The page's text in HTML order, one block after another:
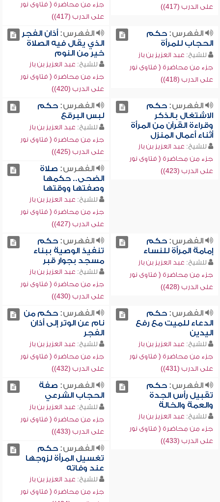
على الدرب (417))
جزء من محاضرة ( فتاوى نور
على الدرب (417))
الفهرس:حكم
الحجاب للمرأة
للشيخ: عبد العزيز بن باز
جزء من محاضرة ( فتاوى نور
على الدرب (418))
الفهرس:أذان الفجر
الذي يقال فيه الصلاة
خير من النوم
للشيخ: عبد العزيز بن باز
جزء من محاضرة ( فتاوى نور
على الدرب (420))
الفهرس:حكم
الاشتغال بالذكر
وقراءة القرآن من المرأة
أثناء أعمال المنزل
للشيخ: عبد العزيز بن باز
جزء من محاضرة ( فتاوى نور
على الدرب (423))
الفهرس:حكم
لبس البرقع
للشيخ: عبد العزيز بن باز
جزء من محاضرة ( فتاوى نور
على الدرب (425))
الفهرس: صلاة
الضحى.. حكمها
وصفتها ووقتها
للشيخ: عبد العزيز بن باز
جزء من محاضرة ( فتاوى نور
على الدرب (427))
الفهرس:حكم
إمامة المرأة للنساء
للشيخ: عبد العزيز بن باز
جزء من محاضرة ( فتاوى نور
على الدرب (428))
الفهرس:حكم
تنفيذ الوصية ببناء
مسجد بجوار قبر
للشيخ: عبد العزيز بن باز
جزء من محاضرة ( فتاوى نور
على الدرب (430))
الفهرس:حكم
الدعاء للميت مع رفع
اليدين
للشيخ: عبد العزيز بن باز
جزء من محاضرة ( فتاوى نور
على الدرب (431))
الفهرس:حكم من
نام عن الوتر إلى أذان
الفجر
للشيخ: عبد العزيز بن باز
جزء من محاضرة ( فتاوى نور
على الدرب (432))
الفهرس:حكم
تقبيل رأس الجدة
والعمة والخالة
للشيخ: عبد العزيز بن باز
جزء من محاضرة ( فتاوى نور
على الدرب (433))
الفهرس: صفة
الحجاب الشرعي
للشيخ: عبد العزيز بن باز
جزء من محاضرة ( فتاوى نور
على الدرب (433))
الفهرس:حكم
تغسيل المرأة لزوجها
عند وفاته
للشيخ: عبد العزيز بن باز
جزء من محاضرة ( فتاوى نور